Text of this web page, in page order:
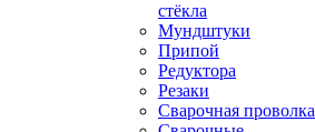
стёкла
Мундштуки
Припой
Редуктора
Резаки
Сварочная проволка